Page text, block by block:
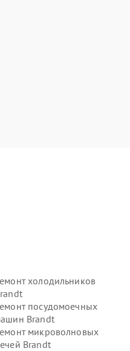
холодильников
посудомоечных
Brandt
микроволновых
Brandt